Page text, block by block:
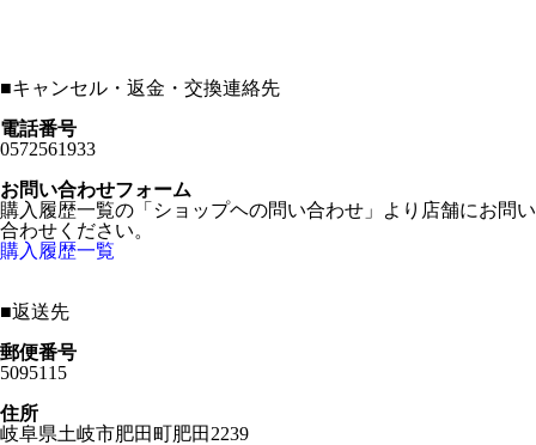
■キャンセル・返金・交換連絡先
電話番号
0572561933
お問い合わせフォーム
購入履歴一覧の「ショップヘの問い合わせ」より店舗にお問い
合わせください。
購入履歴一覧
■返送先
郵便番号
5095115
住所
岐阜県土岐市肥田町肥田2239